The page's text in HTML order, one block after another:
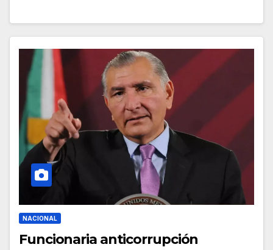
NACIONAL
Funcionaria anticorrupción